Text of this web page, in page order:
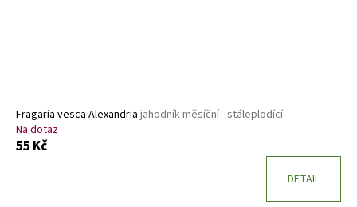
ů
Fragaria vesca Alexandria jahodník měsíční - stáleplodící
Na dotaz
55 Kč
DETAIL